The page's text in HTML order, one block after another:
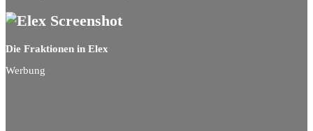
Die Fraktionen in Elex
Werbung